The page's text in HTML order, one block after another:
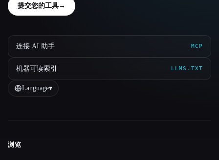
提交您的工具→
连接 AI 助手 MCP
机器可读索引 LLMS.TXT
Language▾
Site navigation
浏览